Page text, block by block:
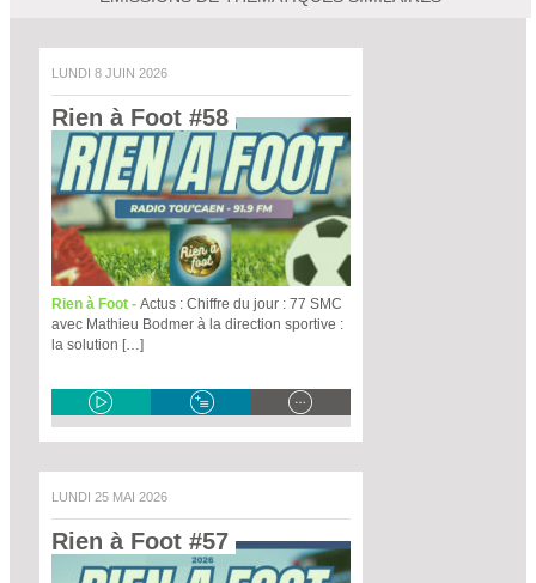
LUNDI 8 JUIN 2026
Rien à Foot #58
Rien à Foot - Actus : Chiffre du jour : 77 SMC
avec Mathieu Bodmer à la direction sportive :
la solution […]
LUNDI 25 MAI 2026
Rien à Foot #57